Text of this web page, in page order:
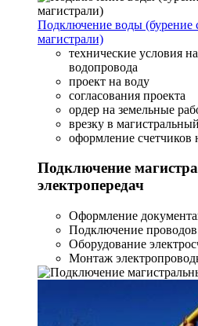
Подключение воды (бурение
магистрали)
технические условия
водопровода
проект на воду
согласования проекта
ордер на земельные
врезку в
оформление счетчиков
Подключение
электропередач
Оформление
Подключение
Оборудование
Монтаж